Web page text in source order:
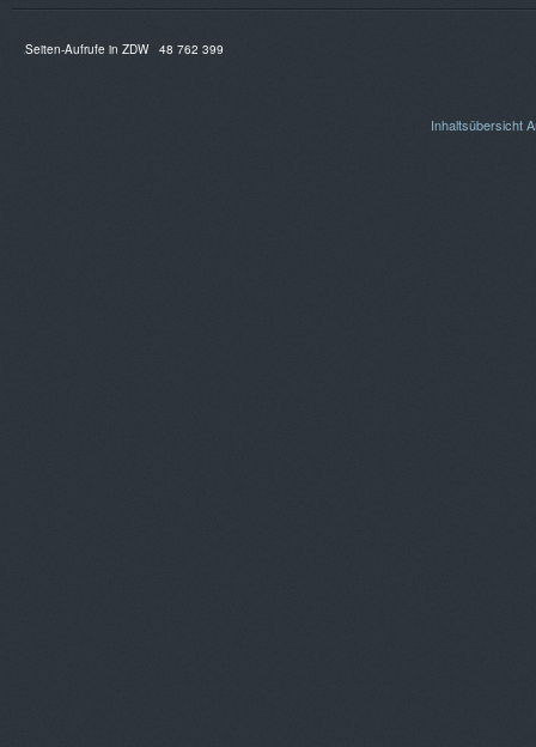
Seiten-Aufrufe in ZDW 48 762 399
Inhaltsübersicht